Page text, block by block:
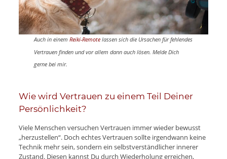
Auch in einem Reiki-Remote lassen sich die Ursachen für fehlendes
Vertrauen finden und vor allem dann auch lösen. Melde Dich
gerne bei mir.
Wie wird Vertrauen zu einem Teil Deiner
Persönlichkeit?
Viele Menschen versuchen Vertrauen immer wieder bewusst
„herzustellen“. Doch echtes Vertrauen sollte irgendwann keine
Technik mehr sein, sondern ein selbstverständlicher innerer
Zustand. Diesen kannst Du durch Wiederholung erreichen,